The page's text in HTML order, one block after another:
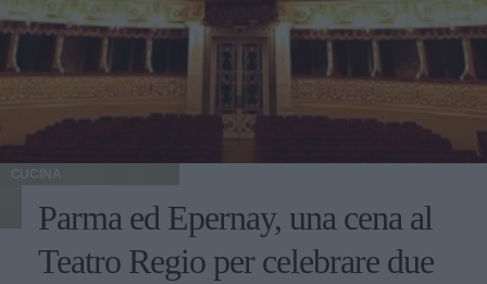
CUCINA
Parma ed Epernay, una cena al
Teatro Regio per celebrare due